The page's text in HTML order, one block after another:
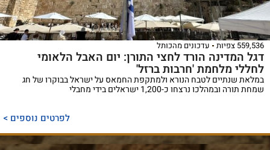
559,536 צפיות עדכונים מהכותל
דגל המדינה הורד לחצי התורן: יום האבל הלאומי
לחללי מלחמת 'חרבות ברזל'
במלאת שנתיים לטבח הנורא ולמתקפת החמאס על ישראל בבוקרו של חג
שמחת תורה ובמהלכו נרצחו כ-1,200 ישראלים בידי מחבלי
לפרטים נוספים >